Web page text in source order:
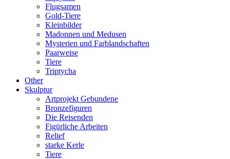
Flugsamen
Gold-Tiere
Kleinbilder
Madonnen und Medusen
Mysterien und Farblandschaften
Paarweise
Tiere
Triptycha
Other
Skulptur
Artprojekt Gebundene
Bronzefiguren
Die Reisenden
Figürliche Arbeiten
Relief
starke Kerle
Tiere